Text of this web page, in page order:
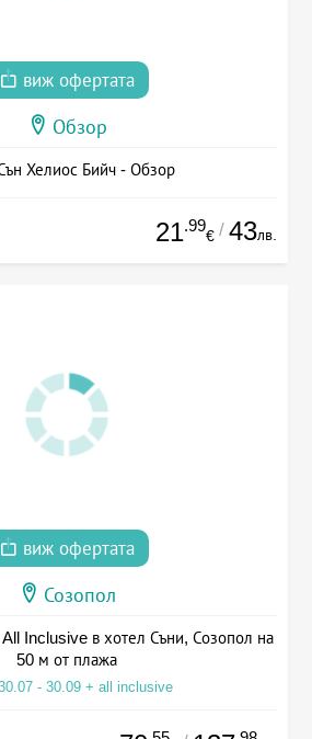
виж офертата
Обзор
Хелиос Бийч - Обзор
21.99
€ / 43лв.
виж офертата
Созопол
Inclusive в хотел Съни, Созопол на
50 м от плажа
- 30.09 + all inclusive